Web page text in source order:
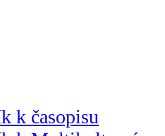
k časopisu